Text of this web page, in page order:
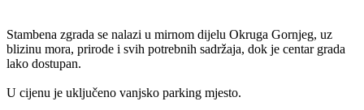
Stambena zgrada se nalazi u mirnom dijelu Okruga Gornjeg, uz
blizinu mora, prirode i svih potrebnih sadržaja, dok je centar grada
lako dostupan.
U cijenu je uključeno vanjsko parking mjesto.